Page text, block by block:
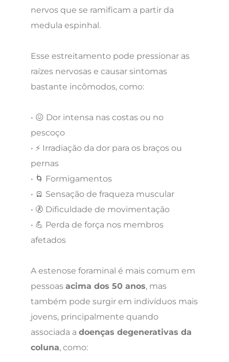
nervos que se ramificam a partir da
medula espinhal.
Esse estreitamento pode pressionar as
raízes nervosas e causar sintomas
bastante incômodos, como:
• 😖 Dor intensa nas costas ou no
pescoço
• ⚡ Irradiação da dor para os braços ou
pernas
• 🌀 Formigamentos
• 🪫 Sensação de fraqueza muscular
• 🚷 Dificuldade de movimentação
• 💪 Perda de força nos membros
afetados
A estenose foraminal é mais comum em
pessoas acima dos 50 anos, mas
também pode surgir em indivíduos mais
jovens, principalmente quando
associada a doenças degenerativas da
coluna, como: